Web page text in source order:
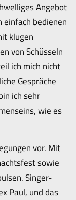
Angebot
einfach bedienen
klugen
von Schüsseln
ich mich nicht
Gespräche
ich sehr
wie es
vor. Mit
sowie
Singer-
Paul, und das